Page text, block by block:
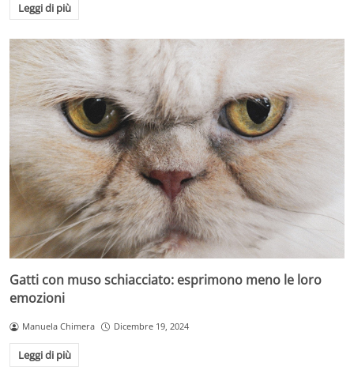
Leggi di più
Gatti con muso schiacciato: esprimono meno le loro
emozioni
Manuela Chimera Dicembre 19, 2024
Leggi di più